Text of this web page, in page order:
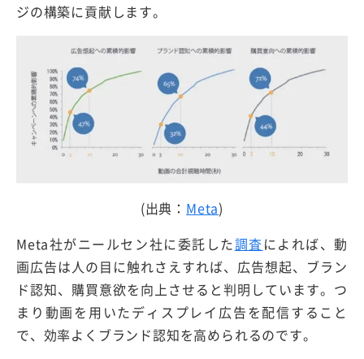
ジの構築に貢献します。
(出典： Meta)
Meta社がニールセン社に委託した調査によれば、動
画広告は人の目に触れさえすれば、広告想起、ブラン
ド認知、購買意欲を向上させると判明しています。つ
まり動画を用いたディスプレイ広告を配信すること
で、効率よくブランド認知を高められるのです。